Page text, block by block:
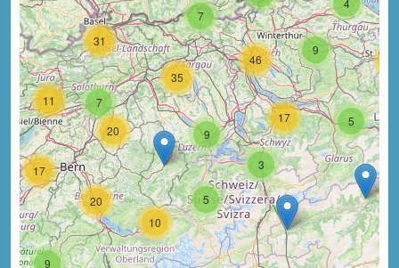
9
5
4
3
5
9
17
11 7
31
9
17
10
20
20
7
35
46